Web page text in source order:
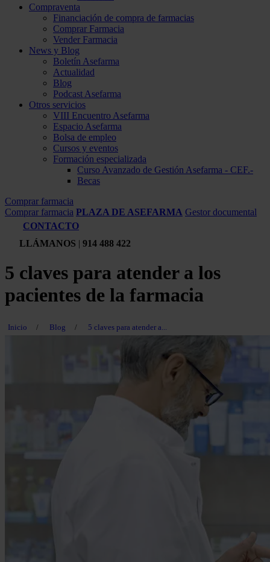
Compraventa
Financiación de compra de farmacias
Comprar Farmacia
Vender Farmacia
News y Blog
Boletín Asefarma
Actualidad
Blog
Podcast Asefarma
Otros servicios
VIII Encuentro Asefarma
Espacio Asefarma
Bolsa de empleo
Cursos y eventos
Formación especializada
Curso Avanzado de Gestión Asefarma - CEF.-
Becas
Comprar farmacia
Comprar farmacia PLAZA DE ASEFARMA Gestor documental
CONTACTO
LLÁMANOS | 914 488 422
5 claves para atender a los
pacientes de la farmacia
Inicio / Blog / 5 claves para atender a...